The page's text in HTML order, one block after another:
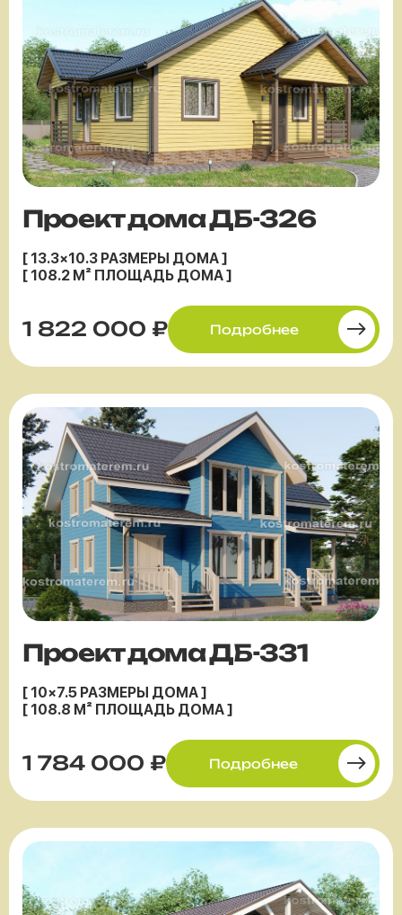
Проект дома ДБ-326
[ 13.3×10.3 РАЗМЕРЫ ДОМА ]
[ 108.2 М² ПЛОЩАДЬ ДОМА ]
1 822 000 ₽ Подробнее
Проект дома ДБ-331
[ 10×7.5 РАЗМЕРЫ ДОМА ]
[ 108.8 М² ПЛОЩАДЬ ДОМА ]
1 784 000 ₽ Подробнее